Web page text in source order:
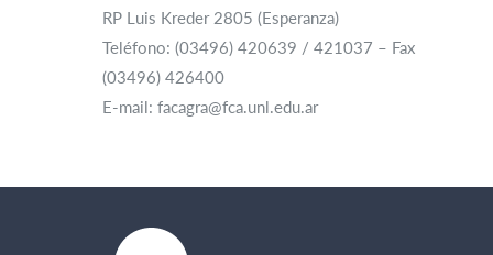
RP Luis Kreder 2805 (Esperanza)
Teléfono: (03496) 420639 / 421037 – Fax
(03496) 426400
E-mail: facagra@fca.unl.edu.ar